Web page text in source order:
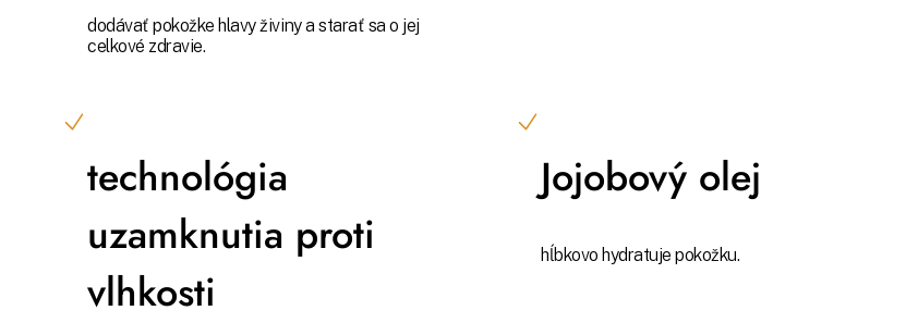
dodávať pokožke hlavy živiny a starať sa o jej
celkové zdravie.
technológia
uzamknutia proti
vlhkosti
Jojobový olej
hĺbkovo hydratuje pokožku.